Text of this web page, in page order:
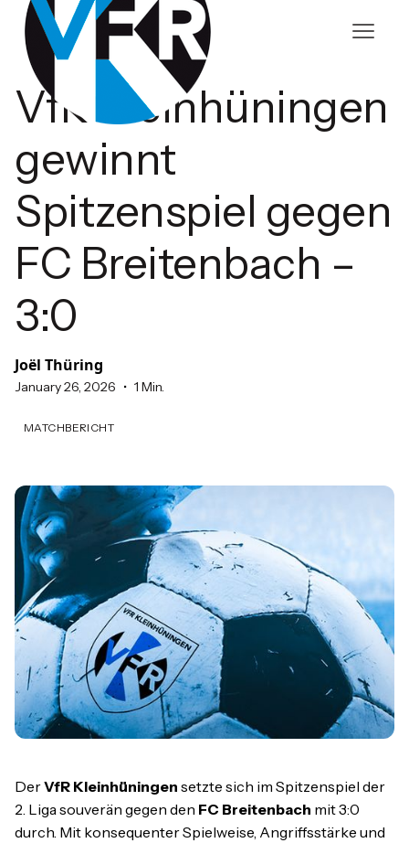
VfR Kleinhüningen
gewinnt
Spitzenspiel gegen
FC Breitenbach –
3:0
Joël Thüring
January 26, 2026 • 1 Min.
MATCHBERICHT
DerVfR Kleinhüningen setzte sich im Spitzenspiel der
2. Liga souverän gegen den FC Breitenbach mit 3:0
durch. Mit konsequenter Spielweise, Angriffsstärke und